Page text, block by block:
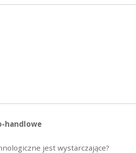
handlowe
jest wystarczające?